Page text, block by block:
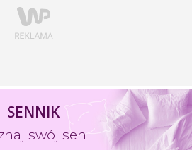
SENNIK
swój sen